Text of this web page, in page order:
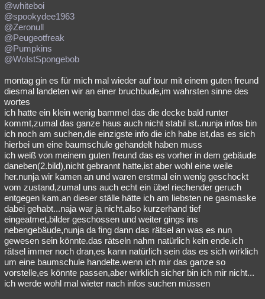
@whiteboi
@spookydee1963
@Zeronull
@Peugeotfreak
@Pumpkins
@WoIstSpongebob
montag gin es für mich mal wieder auf tour mit einem guten freund
diesmal landeten wir an einer bruchbude,im wahrsten sinne des
wortes
ich hatte ein klein wenig bammel das die decke bald runter
kommt,zumal das ganze haus auch nicht stabil ist..nunja infos bin
ich noch am suchen,die einzigste info die ich habe ist,das es sich
hierbei um eine baumschule gehandelt haben muss
ich weiß von meinem guten freund das es vorher in dem gebäude
daneben(2.bild),nicht gebrannt hatte,ist aber wohl eine weile
her.nunja wir kamen an und waren erstmal ein wenig geschockt
vom zustand,zumal uns auch echt ein übel riechender geruch
entgegen kam.an dieser ställe hätte ich am liebsten ne gasmaske
dabei gehabt...naja war ja nicht,also kurzerhand tief
eingeatmet,bilder geschossen und weiter gings ins
nebengebäude,nunja da fing dann das rätsel an was es nun
gewesen sein könnte.das rätseln nahm natürlich kein ende.ich
rätsel immer noch dran,es kann natürlich sein das es sich wirklich
um eine baumschule handelte.wenn ich mir das ganze so
vorstelle,es könnte passen,aber wirklich sicher bin ich mir nicht...
ich werde wohl mal wieter nach infos suchen müssen